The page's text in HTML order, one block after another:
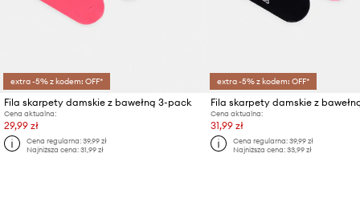
extra -5% z kodem: OFF*
Fila skarpety damskie z bawełną 3-pack
Cena aktualna:
29,99 zł
Cena regularna:39,99 zł
Najniższa cena:31,99 zł
extra -5% z kodem: OFF*
Fila skarpety damskie z
Cena aktualna:
31,99 zł
Cena regularna:39,99 zł
Najniższa cena:33,99 zł